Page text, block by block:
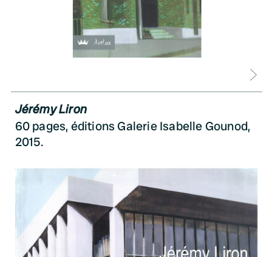
Jérémy Liron
60 pages, éditions Galerie Isabelle Gounod,
2015.